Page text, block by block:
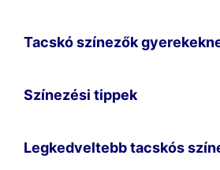
Tacskó színezők
Színezési tippek
Legkedveltebb tacskós